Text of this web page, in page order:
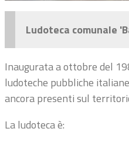
Ludoteca comunale
Inaugurata a ottobre del
ludoteche pubbliche
ancora presenti sul
La ludoteca è: